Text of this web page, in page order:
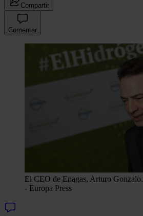
Compartir
Comentar
El CEO de Enagas, Arturo Gonzalo.
- Europa Press